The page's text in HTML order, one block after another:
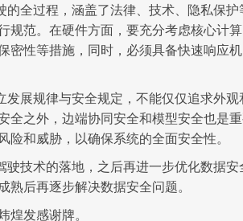
全过程，涵盖了法律、技术、隐私保护
范。在硬件方面，要充分考虑核心计算
密性等措施，同时，必须具备快速响应机
展规律与安全规定，不能仅仅追求外观
全之外，边端协同安全和模型安全也是
和威胁，以确保系统的全面安全性。
技术的落地，之后再进一步优化数据安
后再逐步解决数据安全问题。
煌发感谢牌。